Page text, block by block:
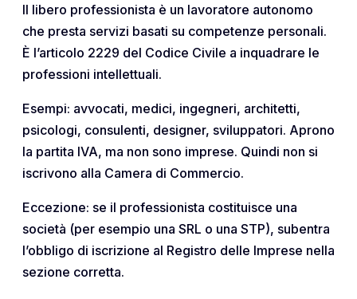
Il libero professionista è un lavoratore autonomo
che presta servizi basati su competenze personali.
È l’articolo 2229 del Codice Civile a inquadrare le
professioni intellettuali.
Esempi: avvocati, medici, ingegneri, architetti,
psicologi, consulenti, designer, sviluppatori. Aprono
la partita IVA, ma non sono imprese. Quindi non si
iscrivono alla Camera di Commercio.
Eccezione: se il professionista costituisce una
società (per esempio una SRL o una STP), subentra
l’obbligo di iscrizione al Registro delle Imprese nella
sezione corretta.